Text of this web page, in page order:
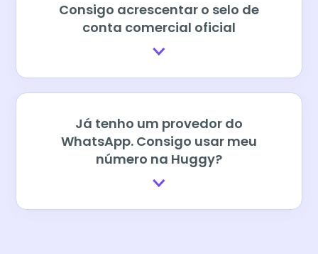
Consigo acrescentar o selo de
conta comercial oficial
Já tenho um provedor do
WhatsApp. Consigo usar meu
número na Huggy?